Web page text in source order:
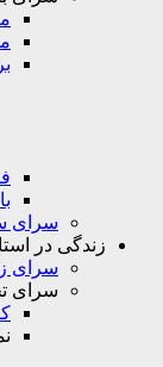
مرکز
برندها
سرای
زندگی در استانبول
سرای زندگی
سرای
کار